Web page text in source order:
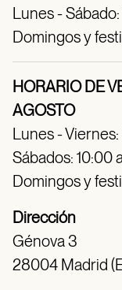
Lunes -
Domingos y
HORARIO DE
AGOSTO
Lunes - Viernes:
Sábados: 10:00
Domingos y
Dirección
Génova 3
28004 Madrid